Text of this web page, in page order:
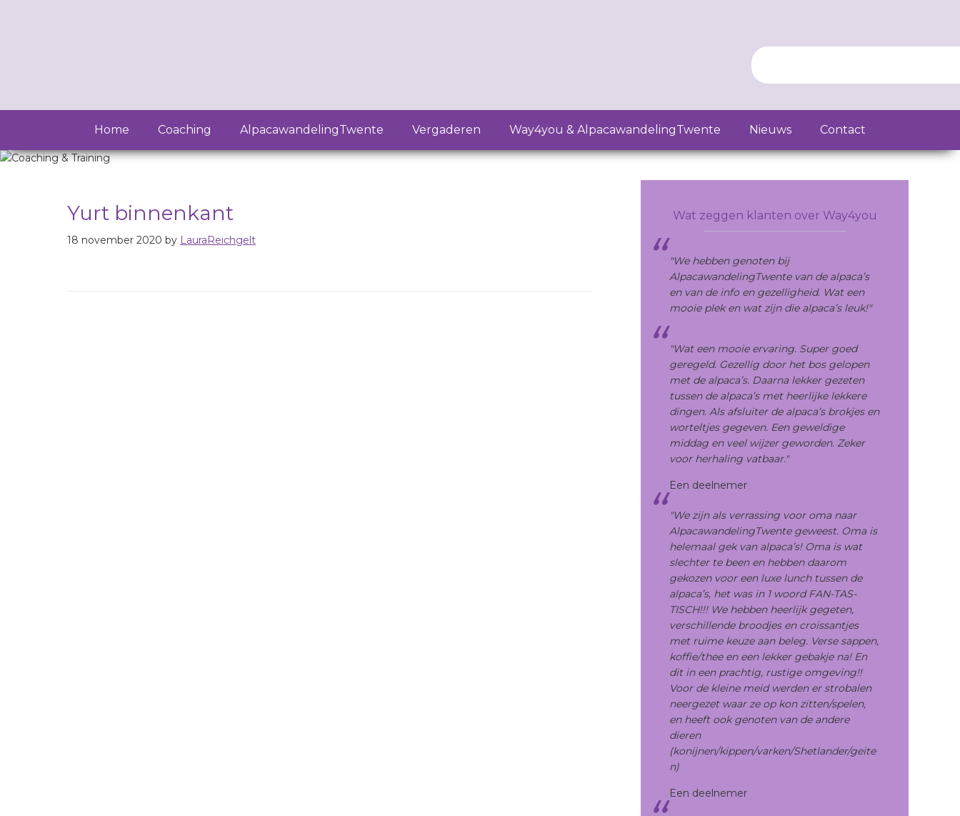
Home Coaching AlpacawandelingTwente Vergaderen Way4you & AlpacawandelingTwente Nieuws Contact
Yurt binnenkant
18 november 2020 by LauraReichgelt
Sidebar
Wat zeggen klanten over Way4you
"We hebben genoten bij
AlpacawandelingTwente van de alpaca’s
en van de info en gezelligheid. Wat een
mooie plek en wat zijn die alpaca’s leuk!"
"Wat een mooie ervaring. Super goed
geregeld. Gezellig door het bos gelopen
met de alpaca’s. Daarna lekker gezeten
tussen de alpaca’s met heerlijke lekkere
dingen. Als afsluiter de alpaca’s brokjes en
worteltjesgegeven. Een geweldige
middag en veel wijzer geworden. Zeker
voor herhaling vatbaar."
Een deelnemer
"We zijn als verrassing voor oma naar
AlpacawandelingTwente geweest. Oma is
helemaal gek van alpaca’s! Oma is wat
slechter te been en hebben daarom
gekozen voor een luxe lunch tussen de
alpaca’s, het was in 1 woord FAN-TAS-
TISCH!!! We hebben heerlijk gegeten,
verschillende broodjes en croissantjes
met ruime keuze aan beleg. Verse sappen,
koffie/thee en een lekker gebakje na! En
dit in een prachtig, rustige omgeving!!
Voor de kleine meid werden er strobalen
neergezet waar ze op kon zitten/spelen,
en heeft ook genoten van de andere
dieren
(konijnen/kippen/varken/Shetlander/geite
n)
Een deelnemer